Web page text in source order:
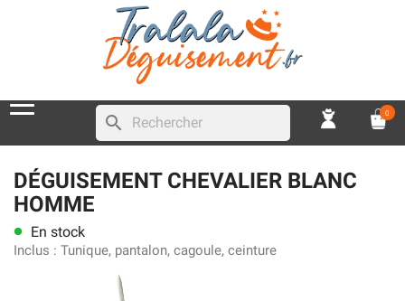
search 0
DÉGUISEMENT CHEVALIER BLANC
HOMME
lens En stock
Inclus : Tunique, pantalon, cagoule, ceinture